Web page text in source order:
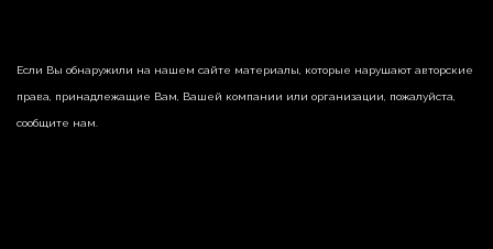
Если Вы обнаружили на нашем сайте материалы, которые нарушают авторские
права, принадлежащие Вам, Вашей компании или организации, пожалуйста,
сообщите нам.